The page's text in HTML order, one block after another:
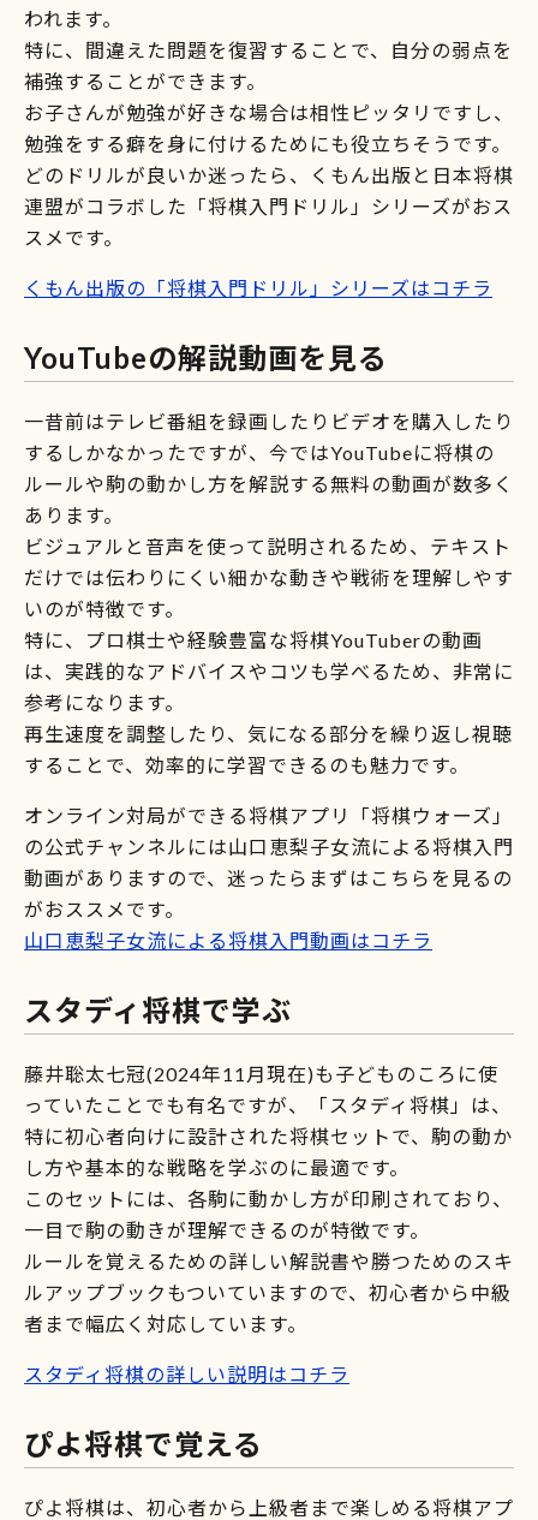
われます。
特に、間違えた問題を復習することで、自分の弱点を
補強することができます。
お子さんが勉強が好きな場合は相性ピッタリですし、
勉強をする癖を身に付けるためにも役立ちそうです。
どのドリルが良いか迷ったら、くもん出版と日本将棋
連盟がコラボした「将棋入門ドリル」シリーズがおス
スメです。
くもん出版の「将棋入門ドリル」シリーズはコチラ
YouTubeの解説動画を見る
一昔前はテレビ番組を録画したりビデオを購入したり
するしかなかったですが、今ではYouTubeに将棋の
ルールや駒の動かし方を解説する無料の動画が数多く
あります。
ビジュアルと音声を使って説明されるため、テキスト
だけでは伝わりにくい細かな動きや戦術を理解しやす
いのが特徴です。
特に、プロ棋士や経験豊富な将棋YouTuberの動画
は、実践的なアドバイスやコツも学べるため、非常に
参考になります。
再生速度を調整したり、気になる部分を繰り返し視聴
することで、効率的に学習できるのも魅力です。
オンライン対局ができる将棋アプリ「将棋ウォーズ」
の公式チャンネルには山口恵梨子女流による将棋入門
動画がありますので、迷ったらまずはこちらを見るの
がおススメです。
山口恵梨子女流による将棋入門動画はコチラ
スタディ将棋で学ぶ
藤井聡太七冠(2024年11月現在)も子どものころに使
っていたことでも有名ですが、「スタディ将棋」は、
特に初心者向けに設計された将棋セットで、駒の動か
し方や基本的な戦略を学ぶのに最適です。
このセットには、各駒に動かし方が印刷されており、
一目で駒の動きが理解できるのが特徴です。
ルールを覚えるための詳しい解説書や勝つためのスキ
ルアップブックもついていますので、初心者から中級
者まで幅広く対応しています。
スタディ将棋の詳しい説明はコチラ
ぴよ将棋で覚える
ぴよ将棋は、初心者から上級者まで楽しめる将棋アプ